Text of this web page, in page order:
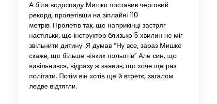
А біля водоспаду Мишко поставив черговий
рекорд, пролетівши на зіплайні 110
метрів. Пролетів так, що наприкінці застряг
настільки, що інструктор близько 5 хвилин не міг
звільнити дитину. Я думав “Ну все, зараз Мишко
скаже, що більше ніяких польотів” Але син, що
вивільнився, відразу ж заявив, що хоче ще раз
політати. Потім він хотів ще й втретє, загалом
ледве відтягли.